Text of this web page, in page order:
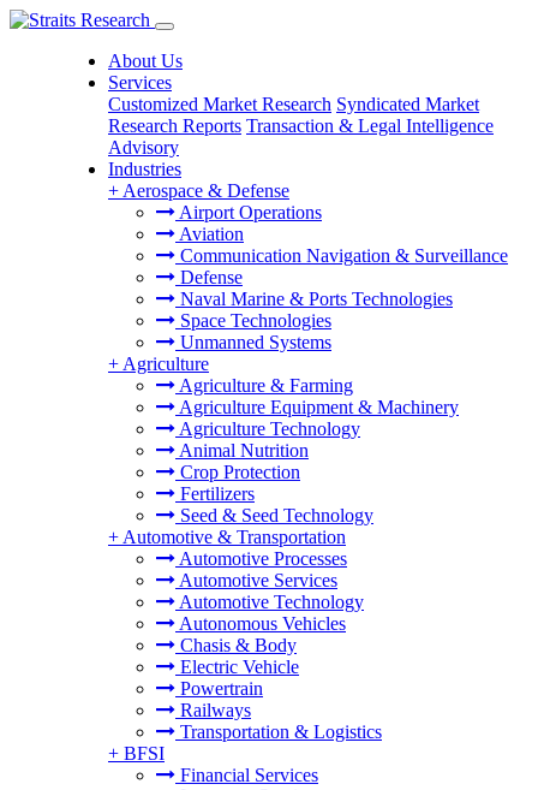
About Us
Services
Customized Market Research Syndicated Market
Research Reports Transaction & Legal Intelligence
Advisory
Industries
+ Aerospace & Defense
Airport Operations
Aviation
Communication Navigation & Surveillance
Defense
Naval Marine & Ports Technologies
Space Technologies
Unmanned Systems
+ Agriculture
Agriculture & Farming
Agriculture Equipment & Machinery
Agriculture Technology
Animal Nutrition
Crop Protection
Fertilizers
Seed & Seed Technology
+ Automotive & Transportation
Automotive Processes
Automotive Services
Automotive Technology
Autonomous Vehicles
Chasis & Body
Electric Vehicle
Powertrain
Railways
Transportation & Logistics
+ BFSI
Financial Services